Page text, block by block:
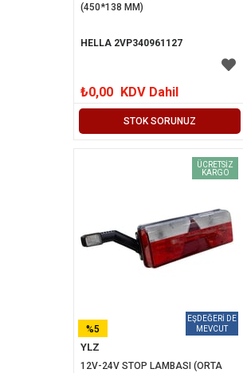
STOK SORUNUZ
(450*138 MM)
HELLA 2VP340961127
₺0,00 KDV Dahil
YLZ
12V-24V STOP LAMBASI (ORTA
%5
İNDIRIM
ÜCRETSIZ
KARGO